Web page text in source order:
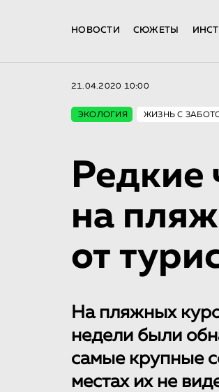
НОВОСТИ СЮЖЕТЫ
21.04.2020 10:00
ЭКОЛОГИЯ ЖИЗНЬ С
Редкие
на
от
На пляжных
недели были
самые крупные
местах их не